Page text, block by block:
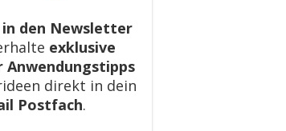
in den Newsletter
exklusive
Anwendungstipps
direkt in dein
Postfach.